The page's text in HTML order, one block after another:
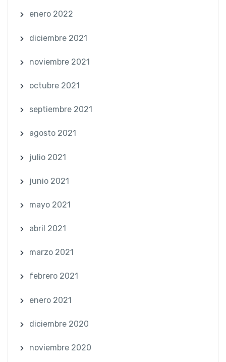
enero 2022
diciembre 2021
noviembre 2021
octubre 2021
septiembre 2021
agosto 2021
julio 2021
junio 2021
mayo 2021
abril 2021
marzo 2021
febrero 2021
enero 2021
diciembre 2020
noviembre 2020